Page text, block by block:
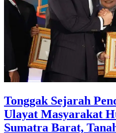
Tonggak Sejarah
Ulayat Masyarakat
Sumatra Barat,